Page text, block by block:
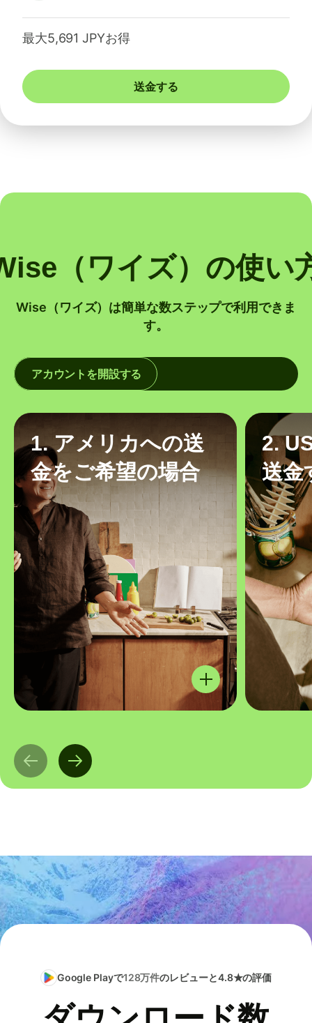
最大5,691 JPYお得
送金する
（ワイズ）の使い
Wise（ワイズ）は簡単な数ステップで利用できま
す。
アカウントを開設する
1. アメリカへの送
金をご希望の場合
2.
送金
Google Playで128万件のレビューと4.8★の評価